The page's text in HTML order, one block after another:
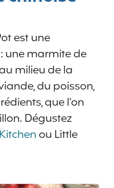
est une
une marmite de
milieu de la
du poisson,
que l’on
Dégustez
ou Little